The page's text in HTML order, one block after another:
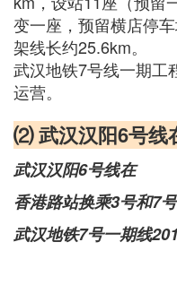
变一座，预留横店停
架线长约25.6km。
武汉地铁7号线一期工
运营。
⑵ 武汉汉阳6号线
武汉汉阳6号线在
香港路站换乘3号和7
武汉地铁7号一期线